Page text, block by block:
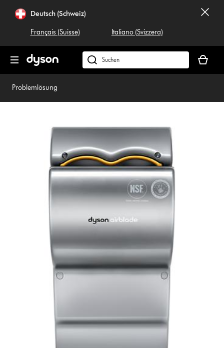
überspringenDeutsch (Schweiz)
Français (Suisse) Italiano (Svizzera)
Dyson.ch
durchsuchen
ist
Problemlösung